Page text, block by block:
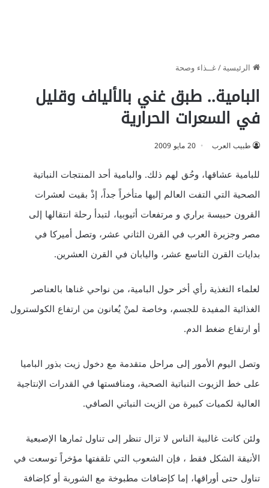
الرئيسية/غــذاء وصحة
البامية.. طبق غني بالألياف وقليل
في السعرات الحرارية
طبيب العرب 20 مايو 2009
للبامية عشاقها، وحُق لهم ذلك. والبامية أحد المنتجات النباتية
الصحية التي التفت العالم إليها متأخراً جداً، إذْ بقيت لعشرات
القرون حبيسة براري و مرتفعات أثيوبيا، لتبدأ رحلة انتقالها إلى
مصر وجزيرة العرب في القرن الثاني عشر، وتصل أميركا في
بدايات القرن التاسع عشر، واليابان في القرن العشرين.
لعلماء التغذية رأي أخر حول البامية، من نواحي غناها بالعناصر
الغذائية المفيدة للجسم، وخاصة لمنْ يُعانون من ارتفاع الكولسترول
أو ارتفاع ضغط الدم.
وتصل اليوم الأمور إلى مراحل متقدمة مع دخول زيت بذور الباميا
على خط الزيوت النباتية الصحية، ومنافستها في القدرات الإنتاجية
العالية لكميات كبيرة من الزيت النباتي الصافي.
ولئن كانت غالبية الناس لا تزال تنظر إلى تناول ثمارها الإصبعية
الأنيقة الشكل فقط ، فإن الشعوب التي تلقفتها مؤخراً توسعت في
تناول حتى أوراقها، إما كإضافات مطبوخة مع الشوربة أو كإضافة